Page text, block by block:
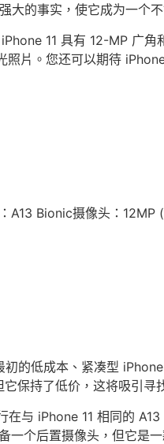
大的事实，使它成为一个不
11 具有 12-MP 广
片。您还可以期待
Bionic摄像头：
初的低成本、紧凑型
持了低价，这将吸引寻
与 iPhone 11 相同的
一个后置摄像头，但它是